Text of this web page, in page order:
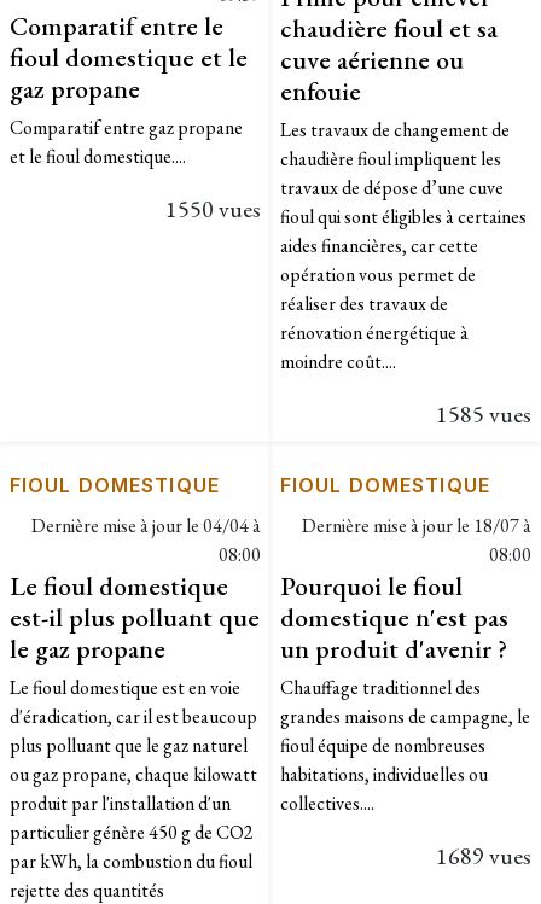
Comparatif entre le
fioul domestique et le
gaz propane
Comparatif entre gaz propane
et le fioul domestique....
1550 vues
chaudière fioul et sa
cuve aérienne ou
enfouie
Les travaux de changement de
chaudière fioul impliquent les
travaux de dépose d’une cuve
fioul qui sont éligibles à certaines
aides financières, car cette
opération vous permet de
réaliser des travaux de
rénovation énergétique à
moindre coût....
1585 vues
FIOUL DOMESTIQUE
Dernière mise à jour le04/04 à
08:00
Le fioul domestique
est-il plus polluant que
le gaz propane
Le fioul domestique est en voie
d'éradication, car il est beaucoup
plus polluant que le gaz naturel
ou gaz propane, chaque kilowatt
produit par l'installation d'un
particulier génère 450 g de CO2
par kWh, la combustion du fioul
rejette des quantités
FIOUL DOMESTIQUE
Dernière mise à jour le 18/07 à
08:00
Pourquoi le fioul
domestique n'est pas
un produit d'avenir ?
Chauffage traditionnel des
grandes maisons de campagne, le
fioul équipe de nombreuses
habitations, individuelles ou
collectives....
1689 vues